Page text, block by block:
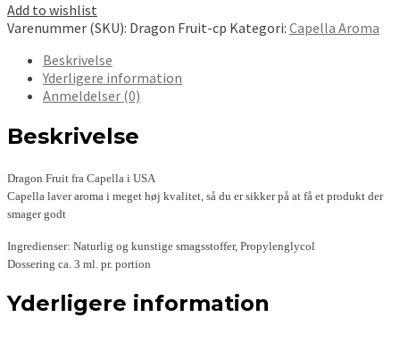
Add to wishlist
Varenummer (SKU): Dragon Fruit-cp Kategori: Capella Aroma
Beskrivelse
Yderligere information
Anmeldelser (0)
Beskrivelse
Dragon Fruit fra Capella i USA
Capella laver aroma i meget høj kvalitet, så du er sikker på at få et produkt der
smager godt
Ingredienser: Naturlig og kunstige smagsstoffer, Propylenglycol
Dossering ca. 3 ml. pr. portion
Yderligere information